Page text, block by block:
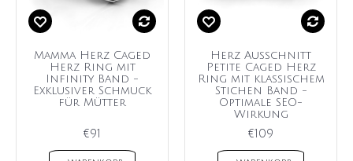
Mamma Herz Caged
Herz Ring mit
Infinity Band -
Exklusiver Schmuck
für Mütter
€91
Herz Ausschnitt
Petite Caged Herz
Ring mit klassischem
Stichen Band -
Optimale SEO-
Wirkung
€109